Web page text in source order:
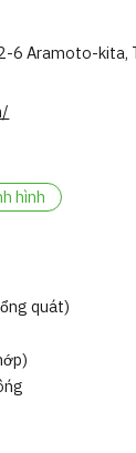
6 Aramoto-kita,
hình
quát)